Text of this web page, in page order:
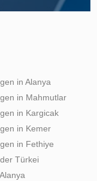
in Alanya
in Mahmutlar
in Kargicak
in Kemer
in Fethiye
Türkei